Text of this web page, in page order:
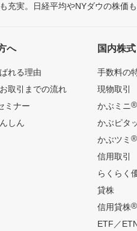
実。日経平均やNYダウの株価も
へ
れる理由
取引までの流れ
ミナー
しん
国内株
手数料の
現物取引
かぶミニ®
かぶピタ
かぶツミ ®
信用取引
らくらく
貸株
信用貸株®
ETF／